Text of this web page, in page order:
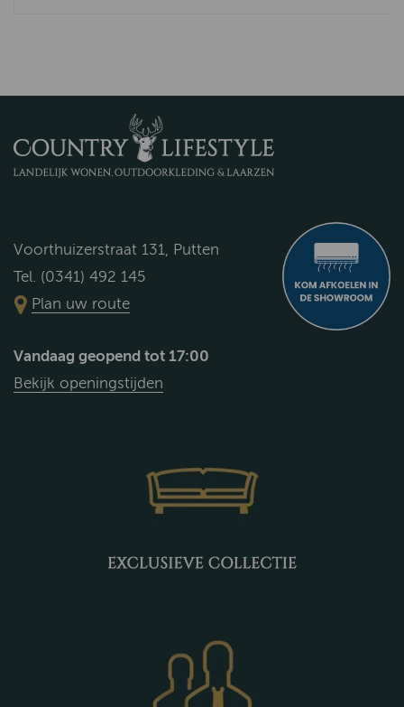
Voorthuizerstraat 131, Putten
Tel. (0341) 492 145
Plan uw route
Vandaag geopend tot 17:00
Bekijk openingstijden